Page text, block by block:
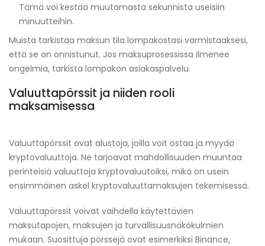
Tämä voi kestää muutamasta sekunnista useisiin
minuutteihin.
Muista tarkistaa maksun tila lompakostasi varmistaaksesi,
että se on onnistunut. Jos maksuprosessissa ilmenee
ongelmia, tarkista lompakon asiakaspalvelu.
Valuuttapörssit ja niiden rooli
maksamisessa
Valuuttapörssit ovat alustoja, joilla voit ostaa ja myydä
kryptovaluuttoja. Ne tarjoavat mahdollisuuden muuntaa
perinteisiä valuuttoja kryptovaluutoiksi, mikä on usein
ensimmäinen askel kryptovaluuttamaksujen tekemisessä.
Valuuttapörssit voivat vaihdella käytettävien
maksutapojen, maksujen ja turvallisuusnäkökulmien
mukaan. Suosittuja pörssejä ovat esimerkiksi Binance,